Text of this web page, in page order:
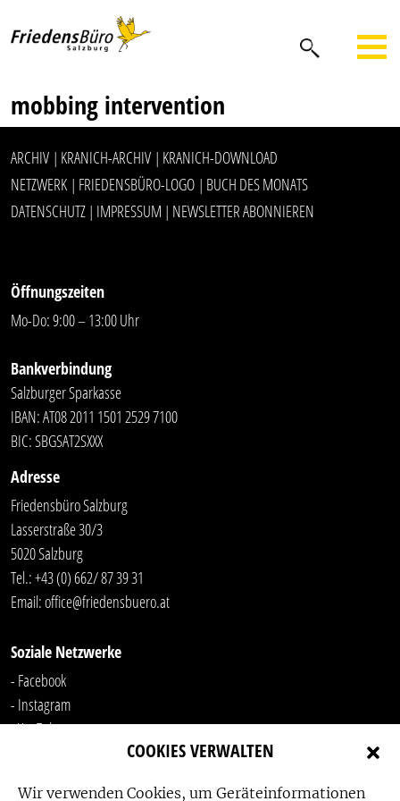
COOKIES VERWALTEN
Wir verwenden Cookies, um Geräteinformationen
mobbing intervention
ARCHIV | KRANICH-ARCHIV | KRANICH-DOWNLOAD
NETZWERK | FRIEDENSBÜRO-LOGO | BUCH DES MONATS
DATENSCHUTZ | IMPRESSUM | NEWSLETTER ABONNIEREN
Öffnungszeiten
Mo-Do: 9:00 – 13:00 Uhr
Bankverbindung
Salzburger Sparkasse
IBAN: AT08 2011 1501 2529 7100
BIC: SBGSAT2SXXX
Adresse
Friedensbüro Salzburg
Lasserstraße 30/3
5020 Salzburg
Tel.:+43 (0) 662/ 87 39 31
Email:office@friedensbuero.at
Soziale Netzwerke
- Facebook
- Instagram
- YouTube